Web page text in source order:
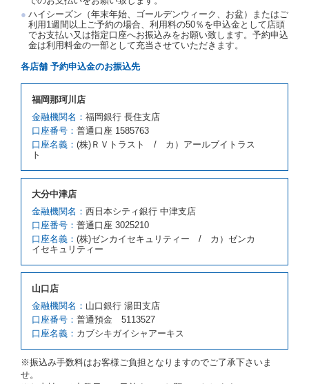
第５条（代替レンタカー）
当社は、借受人から予約のあった車種クラスのレンタ
カーを貸し渡すことができないときは、予約と異なる
車種クラスのレンタカー（以下「代替レンタカー」と
いいます。）の貸渡しを申し入れることができるもの
とします。
借受人が前項の申入れを承諾したときは、当社は車種
クラスを除き予約時と同一の借受条件でレンタカー提
携先の代替レンタカーを貸し渡すものとします。な
お、代替レンタカーの貸渡料金が予約された車種クラ
スの貸渡料金より高くなるときは、予約した車種クラ
スの貸渡料金によるものとし、予約された車種クラス
の車種クラスの貸渡料金によるものとします。
借受人は、第１項の代替レンタカーの貸渡しの申入れ
を拒絶し、予約を取り消すことができるものとしま
す。
前項の場合、第１項の貸渡しをすることができない原
因が、当社の責に帰する事由によるときには第４条第
４項の予約の取消しとして取り扱い、当社は受領済の
予約申込金を返還するものとします。
原因が、当社の責に帰さない事由による時には第４条
第５項の予約の取消しとして取り扱い、当社は受領済
の予約申込金を返還するものとします。
第６条（免責）
が締結されなかったことについて、第４条及び第５条
ハイシーズン（年末年始、ゴールデンウィーク、お盆）またはご
利用1週間以上ご予約の場合、利用料の50％を申込金として店頭
でお支払い又は指定口座へお振込みをお願い致します。予約申込
金は利用料金の一部として充当させていただきます。
各店舗 予約申込金のお振込先
福岡那珂川店
金融機関名： 福岡銀行 長住支店
口座番号： 普通口座 1585763
口座名義： (株)ＲＶトラスト / カ）アールブイトラス
ト
大分中津店
金融機関名： 西日本シティ銀行 中津支店
口座番号： 普通口座 3025210
口座名義： (株)ゼンカイセキュリティー / カ）ゼンカ
イセキュリティー
山口店
金融機関名： 山口銀行 湯田支店
口座番号： 普通預金 5113527
口座名義： カブシキガイシャアーキス
※振込み手数料はお客様ご負担となりますのでご了承下さいま
せ。